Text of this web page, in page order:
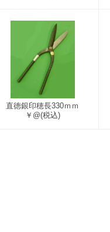
直徳銀印穂長330ｍｍ
￥@(税込)